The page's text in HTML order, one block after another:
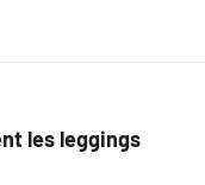
les leggings